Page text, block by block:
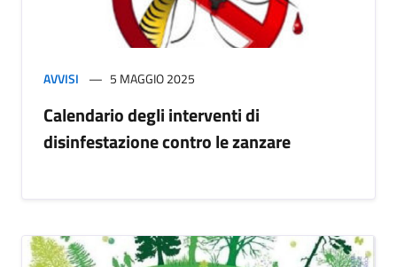
AVVISI 5 MAGGIO 2025
Calendario degli interventi di
disinfestazione contro le zanzare